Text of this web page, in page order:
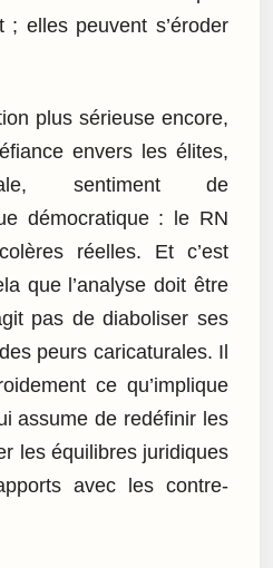
; elles peuvent s’éroder
plus sérieuse encore,
envers les élites,
sentiment de
démocratique : le RN
réelles. Et c’est
que l’analyse doit être
pas de diaboliser ses
peurs caricaturales. Il
ce qu’implique
assume de redéfinir les
les équilibres juridiques
avec les contre-